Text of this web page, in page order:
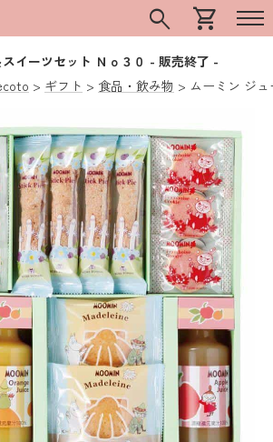
search shopping_cart
イーツセット Ｎｏ３０ - 販売終了 -
ギフト 食品・飲み物 ムーミン ジ